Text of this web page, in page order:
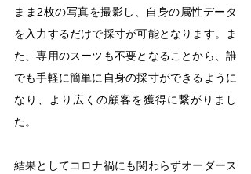
まま2枚の写真を撮影し、自身の属性データ
を入力するだけで採寸が可能となります。ま
た、専用のスーツも不要となることから、誰
でも手軽に簡単に自身の採寸ができるように
なり、より広くの顧客を獲得に繋がりまし
た。
結果としてコロナ禍にも関わらずオーダース